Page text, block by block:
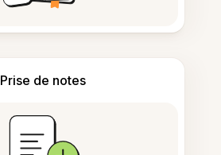
Prise de notes